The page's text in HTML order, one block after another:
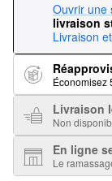
Ouvrir une
livraison
Livraison
Économisez
Livraison
Non
En ligne
Le